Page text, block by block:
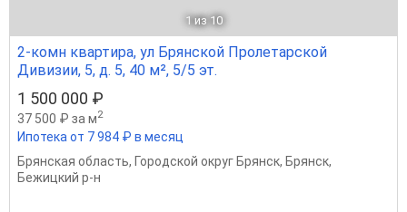
1 из 10
2-комн квартира, ул Брянской Пролетарской
Дивизии, 5, д. 5, 40 м², 5/5 эт.
1 500 000 ₽
37 500 ₽ за м2
Ипотека от 7 984 ₽ в месяц
Брянская область, Городской округ Брянск, Брянск,
Бежицкий р-н